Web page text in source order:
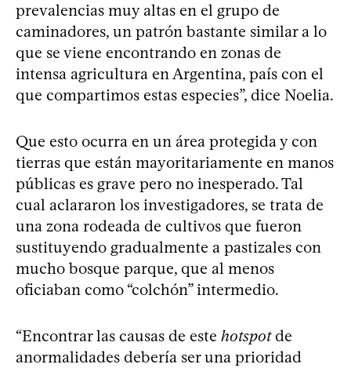
prevalencias muy altas en el grupo de
caminadores, un patrón bastante similar a lo
que se viene encontrando en zonas de
intensa agricultura en Argentina, país con el
que compartimos estas especies”, dice Noelia.
Que esto ocurra en un área protegida y con
tierras que están mayoritariamente en manos
públicas es grave pero no inesperado. Tal
cual aclararon los investigadores, se trata de
una zona rodeada de cultivos que fueron
sustituyendo gradualmente a pastizales con
mucho bosque parque, que al menos
oficiaban como “colchón” intermedio.
“Encontrar las causas de este hotspotde
anormalidades debería ser una prioridad